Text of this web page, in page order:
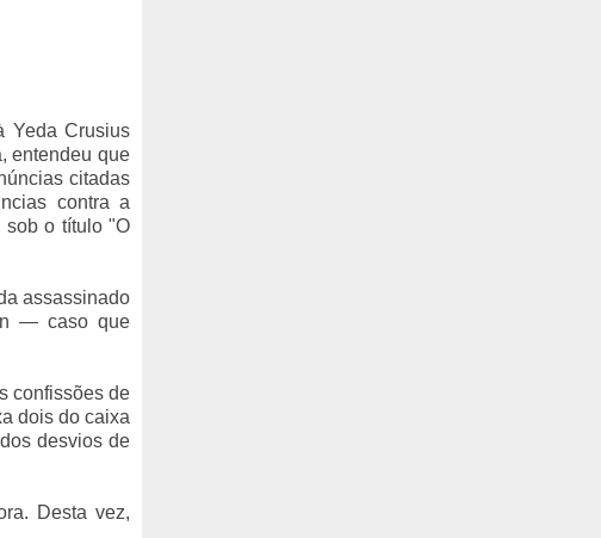
Yeda Crusius
entendeu que
citadas
contra a
sob o título "O
assassinado
— caso que
confissões de
dois do caixa
desvios de
Desta vez,